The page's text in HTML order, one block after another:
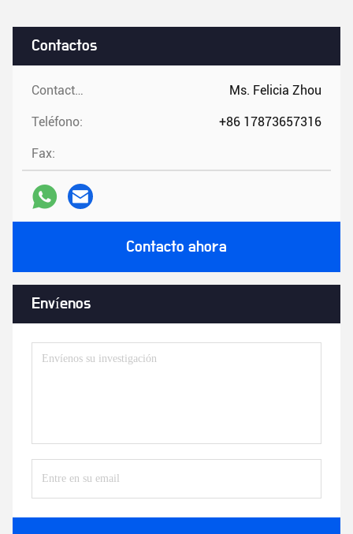
Contactos
Contactos: Ms. Felicia Zhou
Teléfono: +86 17873657316
Fax:
Contacto ahora
Envíenos